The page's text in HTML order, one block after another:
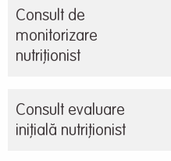
Consult de
monitorizare
nutriționist
Consult evaluare
inițială nutriționist